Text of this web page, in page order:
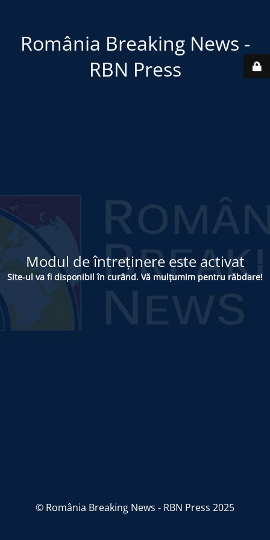
România Breaking News -
RBN Press
Modul de întreținere este activat
Site-ul va fi disponibil în curând. Vă mulțumim pentru răbdare!
© România Breaking News - RBN Press 2025